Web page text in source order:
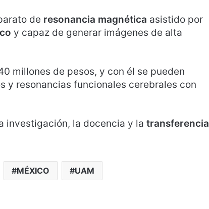
de resonancia magnética asistido por
y capaz de generar imágenes de alta
millones de pesos, y con él se pueden
y resonancias funcionales cerebrales con
investigación, la docencia y la transferencia
MÉXICO UAM